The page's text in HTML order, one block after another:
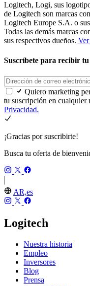
Logitech, Logi, sus
de Logitech son marcas
Logitech Europe S.A. o
Todas las demás marcas
sus respectivos dueños.
Suscríbete para recibir tu
Quiero marketing
tu suscripción en cualquier
Privacidad.
¡Gracias por suscribirte!
Busca tu oferta de
AR,es
Logitech
Nuestra historia
Empleo
Inversores
Blog
Prensa